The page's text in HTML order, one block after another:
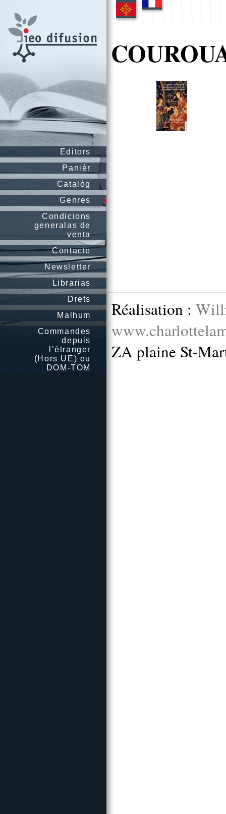
Editors
Panièr
Catalòg
Genres
Condicions
generalas de
venta
Contacte
Newsletter
Librarias
Drets
Malhum
Commandes
depuis
l’étranger
(Hors UE) ou
DOM-TOM
Réalisation :
ZA plaine St-